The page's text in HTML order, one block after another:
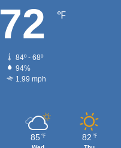
72 ℉
84º - 68º
94%
1.99 mph
85 ℉ 82 ℉